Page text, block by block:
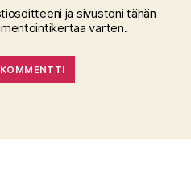
ja sivustoni tähän
varten.